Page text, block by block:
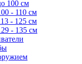
100 см
- 110 см
- 125 см
- 135 см